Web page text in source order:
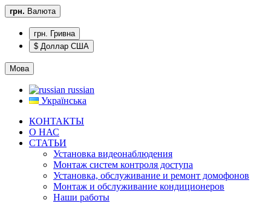
грн. Валюта
грн. Гривна
$ Доллар США
Мова
russian
Українська
КОНТАКТЫ
О НАС
CТАТЬИ
Установка видеонаблюдения
Монтаж систем контроля доступа
Установка, обслуживание и ремонт домофонов
Монтаж и обслуживание кондиционеров
Наши работы